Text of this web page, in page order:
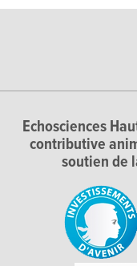
Echosciences
contributive
soutien de